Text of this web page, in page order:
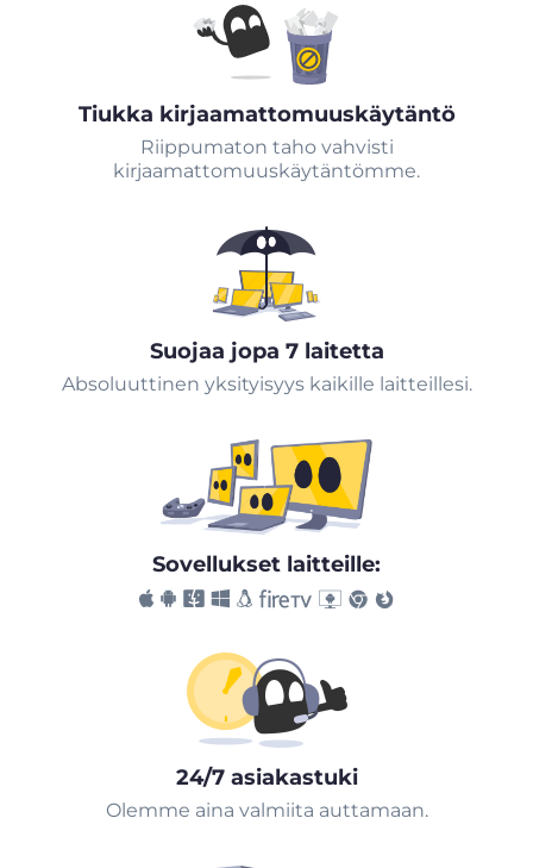
Tiukka kirjaamattomuuskäytäntö
Riippumaton taho vahvisti
kirjaamattomuuskäytäntömme.
Suojaa jopa 7 laitetta
Absoluuttinen yksityisyys kaikille laitteillesi.
Sovellukset laitteille:
24/7 asiakastuki
Olemme aina valmiita auttamaan.